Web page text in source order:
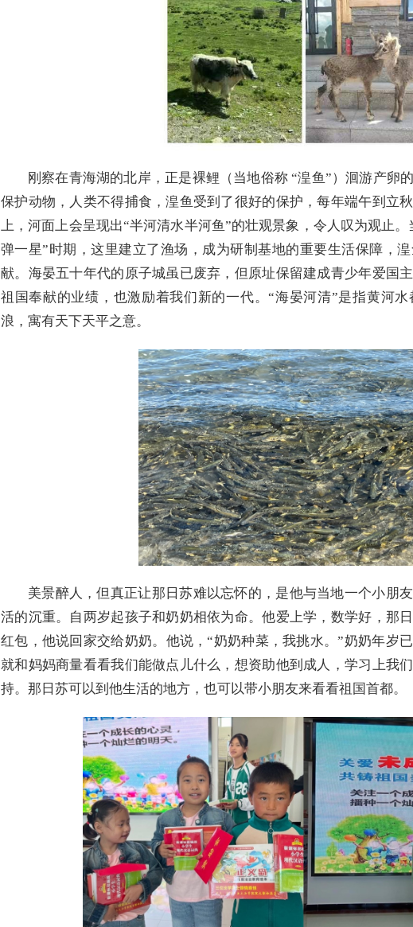
刚察在青海湖的北岸，正是裸鲤（当地俗称 “湟鱼”）洄游产卵
保护动物，人类不得捕食，湟鱼受到了很好的保护，每年端午到立
上，河面上会呈现出“半河清水半河鱼”的壮观景象，令人叹为观止
弹一星”时期，这里建立了渔场，成为研制基地的重要生活保障，
献。海晏五十年代的原子城虽已废弃，但原址保留建成青少年爱国
祖国奉献的业绩，也激励着我们新的一代。“海晏河清”是指黄河
浪，寓有天下天平之意。
美景醉人，但真正让那日苏难以忘怀的，是他与当地一个小朋
活的沉重。自两岁起孩子和奶奶相依为命。他爱上学，数学好，那
红包，他说回家交给奶奶。他说，“奶奶种菜，我挑水。”奶奶年岁
就和妈妈商量看看我们能做点儿什么，想资助他到成人，学习上我
持。那日苏可以到他生活的地方，也可以带小朋友来看看祖国首都。